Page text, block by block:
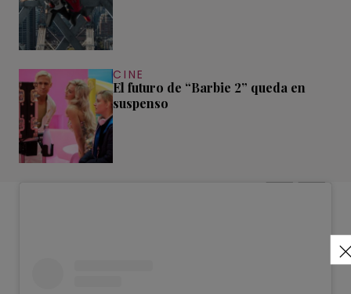
CINE
El futuro de “Barbie 2” queda en
suspenso